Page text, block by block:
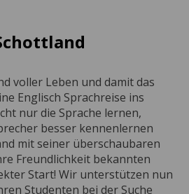
voller Leben und damit das
Englisch Sprachreise ins
nur die Sprache lernen,
besser kennenlernen
mit seiner überschaubaren
Freundlichkeit bekannten
Start! Wir unterstützen nun
Studenten bei der Suche